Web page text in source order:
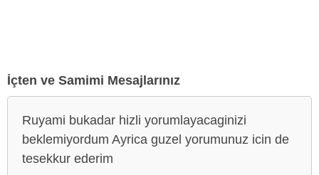
İçten ve Samimi Mesajlarınız
Ruyami bukadar hizli yorumlayacaginizi
beklemiyordum Ayrica guzel yorumunuz icin de
tesekkur ederim